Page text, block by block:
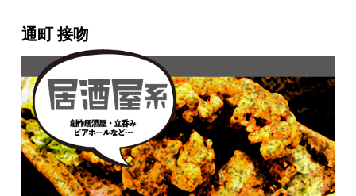
通町 接吻